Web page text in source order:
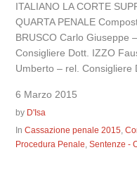
ITALIANO LA CORTE
QUARTA PENALE
BRUSCO Carlo Giuseppe
Consigliere Dott. IZZO
Umberto – rel. Consigliere
6 Marzo 2015
by D'Isa
InCassazione penale 2015,
Procedura Penale,Sentenze -